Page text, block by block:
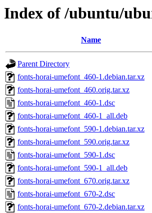
Index of /ubuntu/
Name
Parent Directory
fonts-horai-umefont_460-1.debian.tar.xz
fonts-horai-umefont_460.orig.tar.xz
fonts-horai-umefont_460-1.dsc
fonts-horai-umefont_460-1_all.deb
fonts-horai-umefont_590-1.debian.tar.xz
fonts-horai-umefont_590.orig.tar.xz
fonts-horai-umefont_590-1.dsc
fonts-horai-umefont_590-1_all.deb
fonts-horai-umefont_670.orig.tar.xz
fonts-horai-umefont_670-2.dsc
fonts-horai-umefont_670-2.debian.tar.xz